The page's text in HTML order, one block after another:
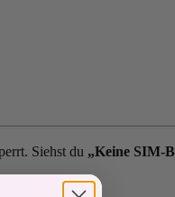
Siehst du „Keine SIM-